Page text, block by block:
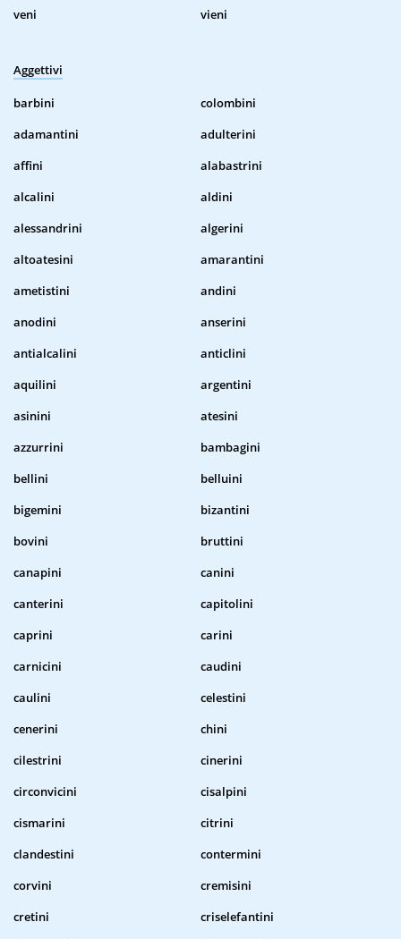
veni vieni
Aggettivi
barbini
colombini
adamantini
adulterini
affini
alabastrini
alcalini
aldini
alessandrini
algerini
altoatesini
amarantini
ametistini
andini
anodini
anserini
antialcalini
anticlini
aquilini
argentini
asinini
atesini
azzurrini
bambagini
bellini
belluini
bigemini
bizantini
bovini
bruttini
canapini
canini
canterini
capitolini
caprini
carini
carnicini
caudini
caulini
celestini
cenerini
chini
cilestrini
cinerini
circonvicini
cisalpini
cismarini
citrini
clandestini
contermini
corvini
cremisini
cretini
criselefantini